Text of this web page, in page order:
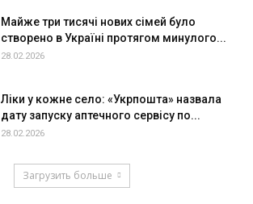
Майже три тисячі нових сімей було
створено в Україні протягом минулого...
28.02.2026
Ліки у кожне село: «Укрпошта» назвала
дату запуску аптечного сервісу по...
28.02.2026
Загрузить больше